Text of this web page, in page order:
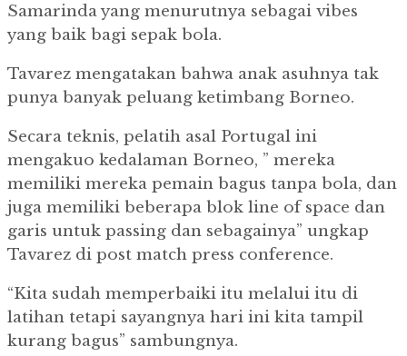
Samarinda yang menurutnya sebagai vibes
yang baik bagi sepak bola.
Tavarez mengatakan bahwa anak asuhnya tak
punya banyak peluang ketimbang Borneo.
Secara teknis, pelatih asal Portugal ini
mengakuo kedalaman Borneo, ” mereka
memiliki mereka pemain bagus tanpa bola, dan
juga memiliki beberapa blok line of space dan
garis untuk passing dan sebagainya” ungkap
Tavarez di post match press conference.
“Kita sudah memperbaiki itu melalui itu di
latihan tetapi sayangnya hari ini kita tampil
kurang bagus” sambungnya.